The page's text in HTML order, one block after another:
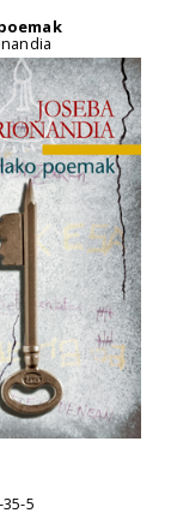
5